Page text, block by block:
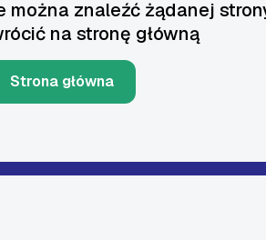
można znaleźć żądanej
na stronę główną
Strona główna